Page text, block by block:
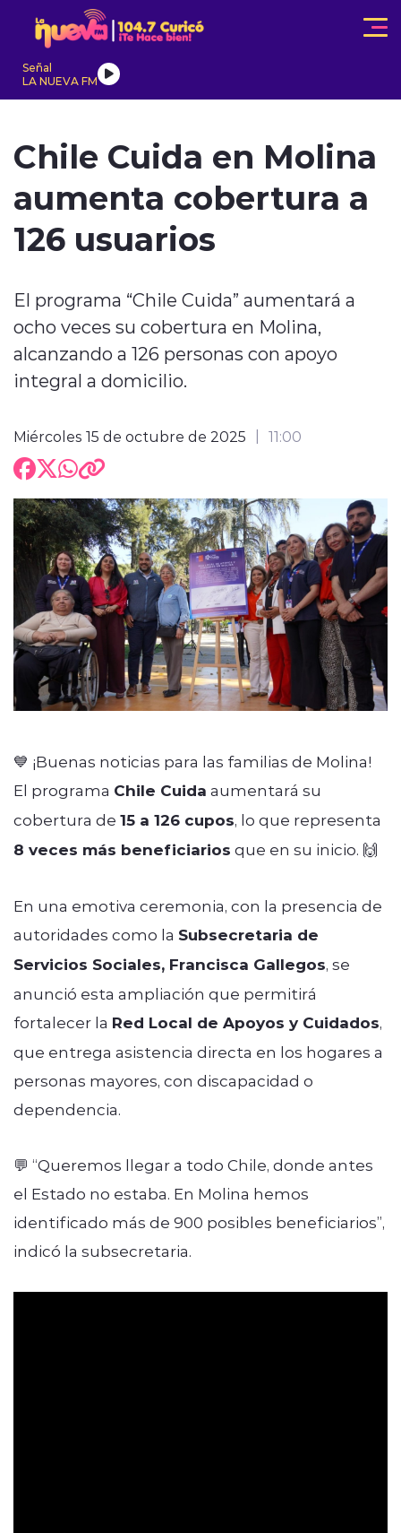
Click acá para ir directamente al contenido
Señal
LA NUEVA FM
ACTUALIDAD INTERNACIONAL
Chile Cuida en Molina
aumenta cobertura a
126 usuarios
El programa “Chile Cuida” aumentará a
ocho veces su cobertura en Molina,
alcanzando a 126 personas con apoyo
integral a domicilio.
Miércoles 15 de octubre de 2025 11:00
💙 ¡Buenas noticias para las familias de Molina!
El programa Chile Cuida aumentará su
cobertura de 15 a 126 cupos, lo que representa
8 veces más beneficiarios que en su inicio. 🙌
En una emotiva ceremonia, con la presencia de
autoridades como la Subsecretaria de
Servicios Sociales, Francisca Gallegos, se
anunció esta ampliación que permitirá
fortalecer la Red Local de Apoyos y Cuidados,
que entrega asistencia directa en los hogares a
personas mayores, con discapacidad o
dependencia.
💬 “Queremos llegar a todo Chile, donde antes
el Estado no estaba. En Molina hemos
identificado más de 900 posibles beneficiarios”,
indicó la subsecretaria.